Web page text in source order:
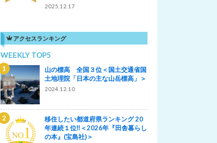
2025.12.17
アクセスランキング
WEEKLY TOP5
山の標高 全国３位＜国土交通省国
土地理院「日本の主な山岳標高」＞
2024.12.10
移住したい都道府県ランキング 20
年連続１位‼＜2026年『田舎暮らし
の本』(宝島社)＞